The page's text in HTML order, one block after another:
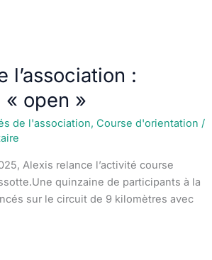
l’association :
« open »
de l'association, Course d'orientation /
Alexis relance l’activité course
quinzaine de participants à la
sur le circuit de 9 kilomètres avec